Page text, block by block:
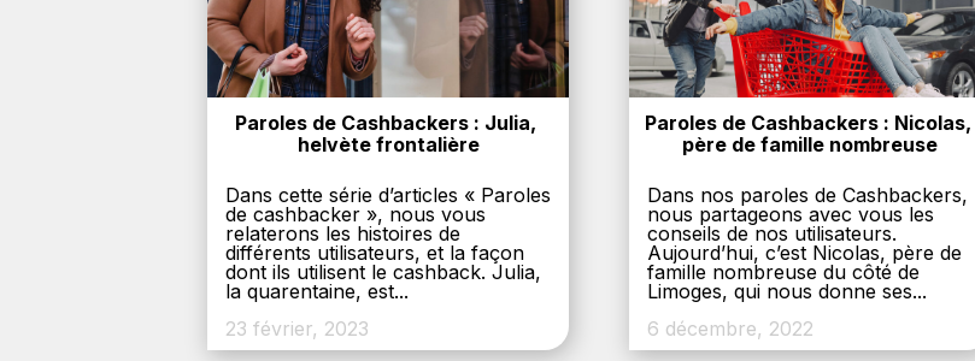
Paroles de Cashbackers : Julia,
helvète frontalière
Dans cette série d’articles « Paroles
de cashbacker », nous vous
relaterons les histoires de
différents utilisateurs, et la façon
dont ils utilisent le cashback. Julia,
la quarentaine, est...
23 février, 2023
Paroles de Cashbackers : Nicolas,
père de famille nombreuse
Dans nos paroles de Cashbackers,
nous partageons avec vous les
conseils de nos utilisateurs.
Aujourd’hui, c’est Nicolas, père de
famille nombreuse du côté de
Limoges, qui nous donne ses...
6 décembre, 2022